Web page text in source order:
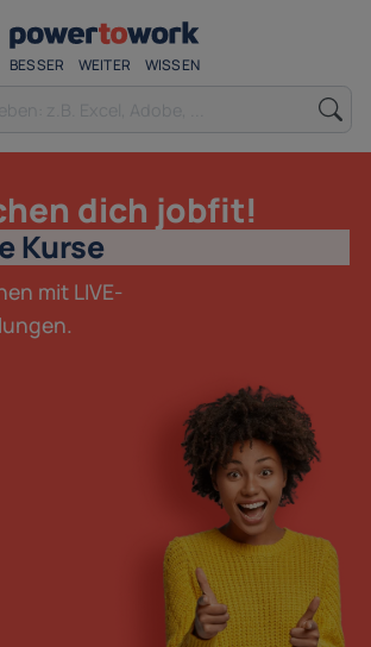
BESSER WEITER WISSEN
dich jobfit!
Kurse
mit LIVE-